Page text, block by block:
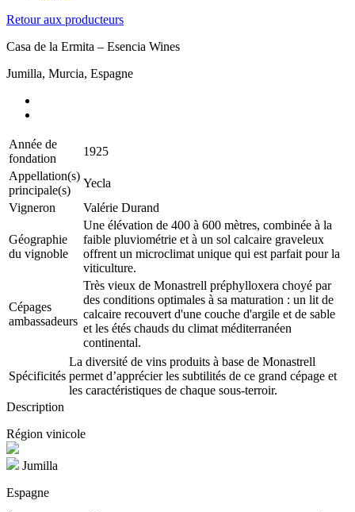
Retour aux producteurs
Casa de la Ermita – Esencia Wines
Jumilla, Murcia, Espagne
Année de
fondation
1925
Appellation(s)
principale(s)
Yecla
Vigneron
Valérie Durand
Géographie
du vignoble
Une élévation de 400 à 600 mètres, combinée à la
faible pluviométrie et à un sol calcaire graveleux
offrent un microclimat unique qui est parfait pour la
viticulture.
Cépages
ambassadeurs
Très vieux de Monastrell préphylloxera choyé par
des conditions optimales à sa maturation : un lit de
calcaire recouvert d'une couche d'argile et de sable
et les étés chauds du climat méditerranéen
continental.
Spécificités
La diversité de vins produits à base de Monastrell
permet d’apprécier les subtilités de ce grand cépage et
les caractéristiques de chaque sous-terroir.
Description
Région vinicole
Jumilla
Espagne